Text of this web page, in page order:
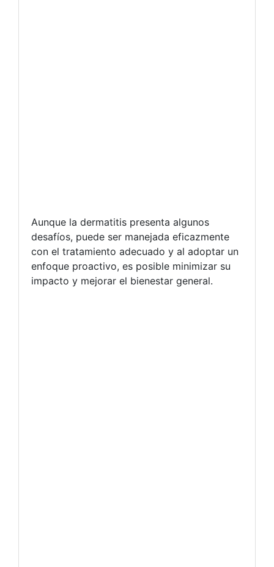
Aunque la dermatitis presenta algunos
desafíos, puede ser manejada eficazmente
con el tratamiento adecuado y al adoptar un
enfoque proactivo, es posible minimizar su
impacto y mejorar el bienestar general.